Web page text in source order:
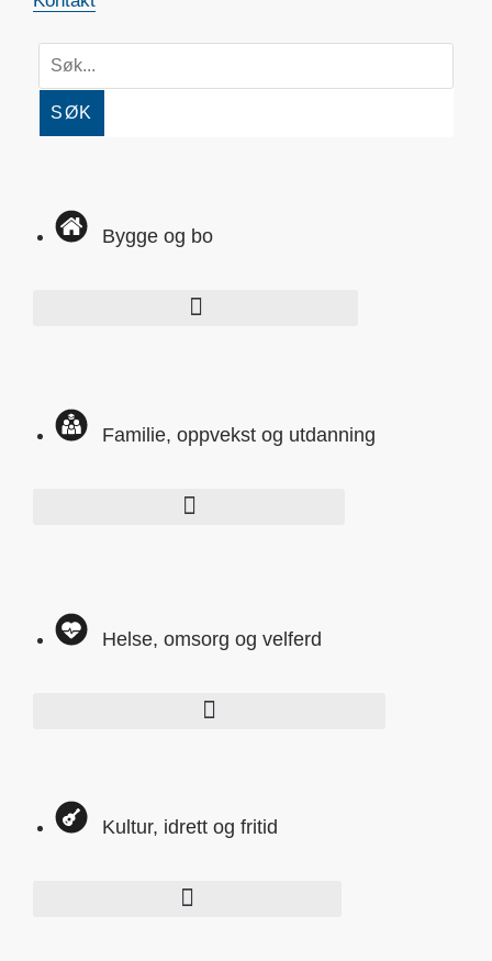
SØK
Bygge og bo
Familie, oppvekst og utdanning
Helse, omsorg og velferd
Kultur, idrett og fritid